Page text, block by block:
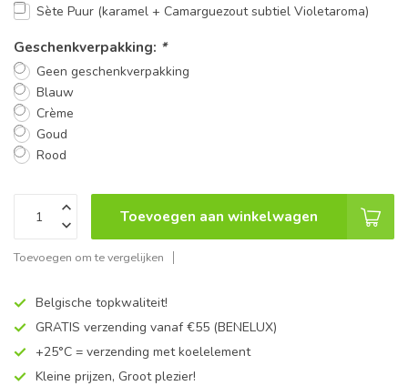
Sète Puur (karamel + Camarguezout subtiel Violetaroma)
Geschenkverpakking: *
Geen geschenkverpakking
Blauw
Crème
Goud
Rood
Toevoegen aan winkelwagen
Toevoegen om te vergelijken
Belgische topkwaliteit!
GRATIS verzending vanaf €55 (BENELUX)
+25°C = verzending met koelelement
Kleine prijzen, Groot plezier!